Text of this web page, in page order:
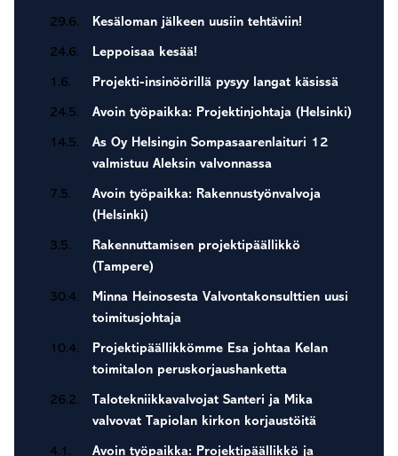
29.6. Kesäloman jälkeen uusiin tehtäviin!
24.6. Leppoisaa kesää!
1.6. Projekti-insinöörillä pysyy langat käsissä
24.5. Avoin työpaikka: Projektinjohtaja (Helsinki)
14.5.
As Oy Helsingin Sompasaarenlaituri 12
valmistuu Aleksin valvonnassa
7.5.
Avoin työpaikka: Rakennustyönvalvoja
(Helsinki)
3.5.
Rakennuttamisen projektipäällikkö
(Tampere)
30.4.
Minna Heinosesta Valvontakonsulttien uusi
toimitusjohtaja
10.4.
Projektipäällikkömme Esa johtaa Kelan
toimitalon peruskorjaushanketta
26.2.
Talotekniikkavalvojat Santeri ja Mika
valvovat Tapiolan kirkon korjaustöitä
4.1.
Avoin työpaikka: Projektipäällikkö ja